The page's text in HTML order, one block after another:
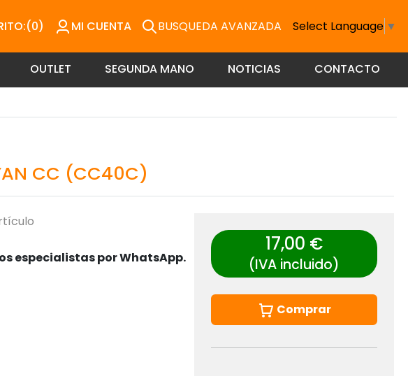
(0) MI CUENTA BUSQUEDA AVANZADA Select Language ▼
OUTLET SEGUNDA MANO NOTICIAS CONTACTO
CC (CC40C)
especialistas por WhatsApp.
17,00 €
(IVA incluido)
Comprar